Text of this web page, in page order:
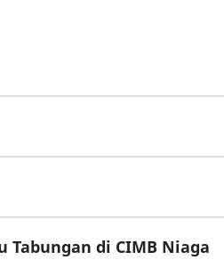
Tabungan di CIMB Niaga